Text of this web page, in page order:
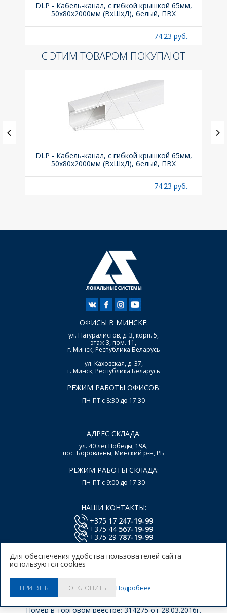
DLP - Кабель-канал, с гибкой крышкой 65мм,
50x80х2000мм (ВхШхД), белый, ПВХ
74.23 руб.
С ЭТИМ ТОВАРОМ ПОКУПАЮТ
DLP - Кабель-канал, с гибкой крышкой 65мм,
50x80х2000мм (ВхШхД), белый, ПВХ
74.23 руб.
ОФИСЫ В МИНСКЕ:
ул. Натуралистов, д. 3, корп. 5,
этаж 3, пом. 11,
г. Минск, Республика Беларусь
ул. Каховская, д. 37,
г. Минск, Республика Беларусь
РЕЖИМ РАБОТЫ ОФИСОВ:
ПН-ПТ с 8:30 до 17:30
АДРЕС СКЛАДА:
ул. 40 лет Победы, 19А,
пос. Боровляны, Минский р-н, РБ
РЕЖИМ РАБОТЫ СКЛАДА:
ПН-ПТ с 9:00 до 17:30
НАШИ КОНТАКТЫ:
+375 17 247-19-99
+375 44 567-19-99
+375 29 787-19-99
Политика использования
куки.
© 2026, ООО "Локальные системы"
Номер в торговом реестре: 314275 от 28.03.2016г.
Для обеспечения удобства пользователей сайта
используются cookies
ПРИНЯТЬ ОТКЛОНИТЬ Подробнее